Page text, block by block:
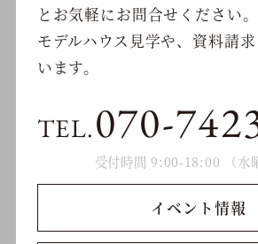
と お気軽にお問合せください。
モデルハウス見学や、資料請
います。
TEL.070-
受付時間 9:00-18:00 （水
イベント情報